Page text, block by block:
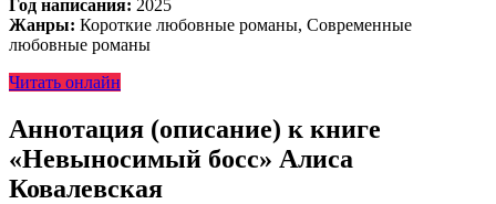
Год написания: 2025
Жанры: Короткие любовные романы, Современные
любовные романы
Читать онлайн
Аннотация (описание) к книге
«Невыносимый босс» Алиса
Ковалевская